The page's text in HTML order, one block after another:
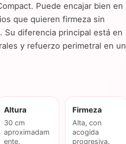
Puede encajar bien en
que quieren firmeza sin
Su diferencia principal está en
y refuerzo perimetral en un
Altura
30 cm
aproximadam
ente.
Firmeza
Alta, con
acogida
progresiva.